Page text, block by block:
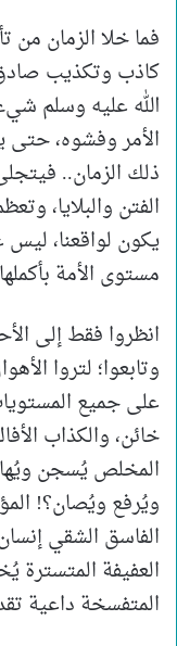
فما خلا الزمان
كاذب وتكذيب
الله عليه وسلم
الأمر وفشوه،
ذلك الزمان..
الفتن والبلايا،
يكون لواقعنا،
مستوى الأمة
انظروا فقط إلى
وتابعوا؛ لتروا
على جميع
خائن، والكذاب
المخلص يُسجن
ويُرفع ويُصان؟!
الفاسق الشقي
العفيفة المتسترة
المتفسخة داعية